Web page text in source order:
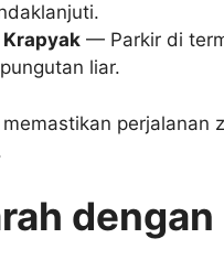
Krapyak— Parkir di
liar.
perjalanan
dengan